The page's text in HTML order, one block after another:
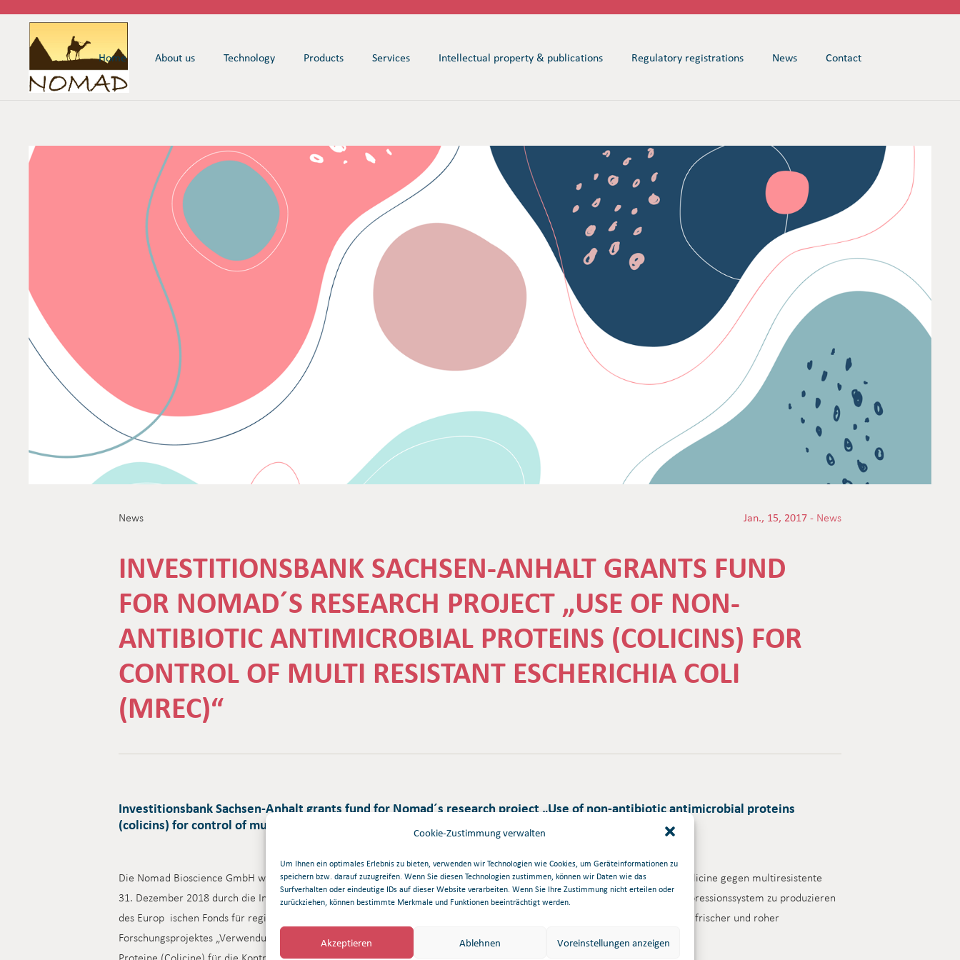
Cookie-Zustimmung verwalten
Um Ihnen ein optimales Erlebnis zu bieten, verwenden wir Technologien wie Cookies, um Geräteinformationen zu
speichern bzw. darauf zuzugreifen. Wenn Sie diesen Technologien zustimmen, können wir Daten wie das
Surfverhalten oder eindeutige IDs auf dieser Website verarbeiten. Wenn Sie Ihre Zustimmung nicht erteilen oder
zurückziehen, können bestimmte Merkmale und Funktionen beeinträchtigt werden.
Akzeptieren Ablehnen Voreinstellungen anzeigen
Home About us Technology Products Services Intellectual property & publications Regulatory registrations News Contact
News Jan., 15, 2017 - News
INVESTITIONSBANK SACHSEN-ANHALT GRANTS FUND
FOR NOMAD´S RESEARCH PROJECT „USE OF NON-
ANTIBIOTIC ANTIMICROBIAL PROTEINS (COLICINS) FOR
CONTROL OF MULTI RESISTANT ESCHERICHIA COLI
(MREC)“
Investitionsbank Sachsen-Anhalt grants fund for Nomad´s research project „Use of non-antibiotic antimicrobial proteins
(colicins) for control of multi resistant
Die Nomad Bioscience GmbH wird im Zeitraum vom 01. Januar 2017 bis
31. Dezember 2018 durch die Investitionsbank Sachsen-Anhalt mit Mitteln
des Europ ischen Fonds für regionale Entwicklung bei der Umsetzung des
Forschungsprojektes „Verwendung nicht-antibiotischer antimikrobieller
Proteine (Colicine) für die Kontrolle mehrfach wirkstoffresistenter
Ziel des Vorhabens ist es, verschiedene Colicine gegen multiresistente
E.coli Bakterien in einem propriet ren Expressionssystem zu produzieren
und deren Verwendung zur Konservierung frischer und roher
Nahrungsmittel vorzubereiten.